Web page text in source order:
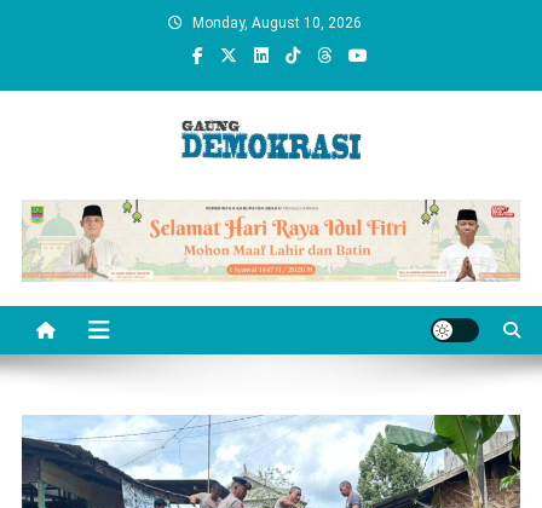
Monday, August 10, 2026
gaungdemokrasi.com